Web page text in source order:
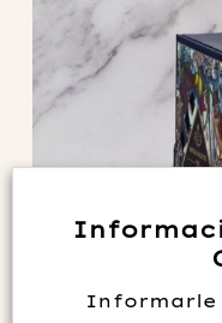
Informarle